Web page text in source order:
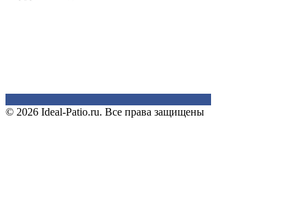
© 2026 Ideal-Patio.ru. Все права защищены